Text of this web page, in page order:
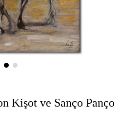
Kişot ve Sanço Panço